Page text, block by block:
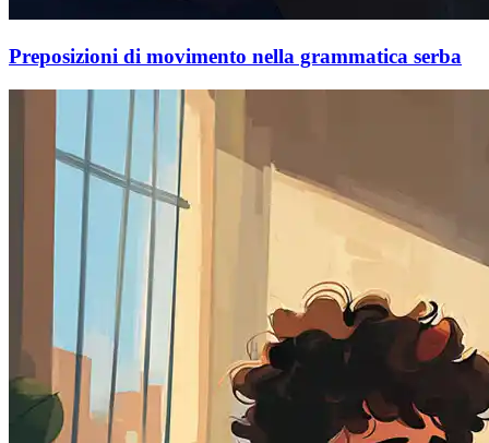
Preposizioni di movimento nella grammatica serba